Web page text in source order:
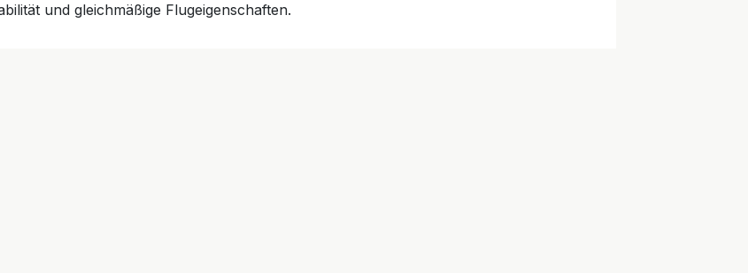
und gleichmäßige Flugeigenschaften.